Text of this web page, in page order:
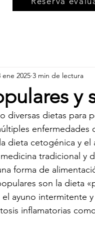
y
ene 2025 3 min de lectura
diversas dietas para
enfermedades
dieta cetogénica y
tradicional y
forma de
son la dieta
ayuno intermitente
inflamatorias